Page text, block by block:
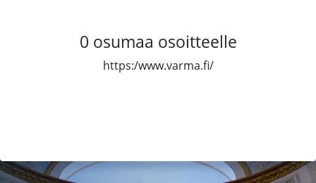
0 osumaa osoitteelle
https:/www.varma.fi/